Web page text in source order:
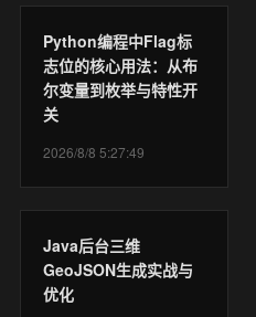
Python编程中Flag标
志位的核心用法：从布
尔变量到枚举与特性开
关
2026/8/8 5:27:49
Java后台三维
GeoJSON生成实战与
优化